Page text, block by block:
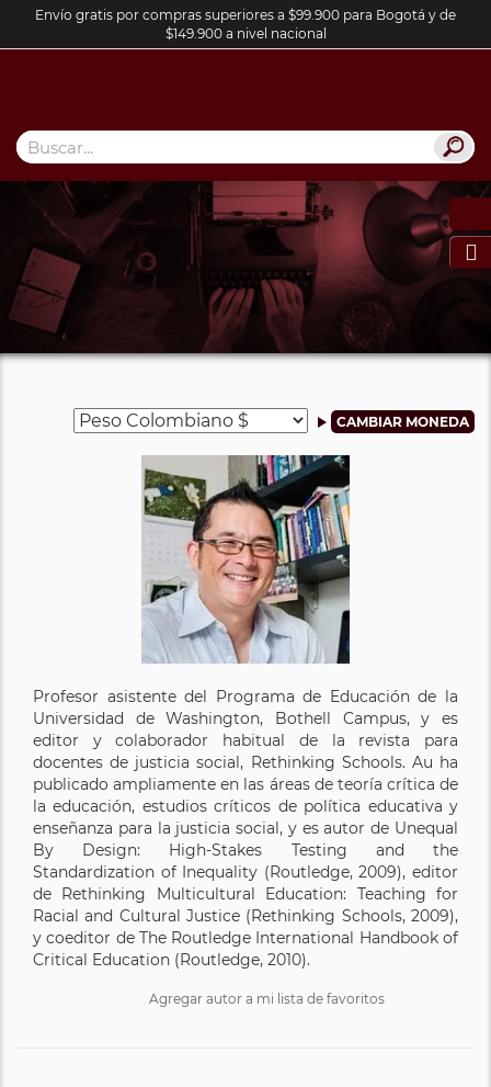
Envío gratis por compras superiores a $99.900 para Bogotá y de
$149.900 a nivel nacional

Profesor asistente del Programa de Educación de la
Universidad de Washington, Bothell Campus, y es
editor y colaborador habitual de la revista para
docentes de justicia social, Rethinking Schools. Au ha
publicado ampliamente en las áreas de teoría crítica de
la educación, estudios críticos de política educativa y
enseñanza para la justicia social, y es autor de Unequal
By Design: High-Stakes Testing and the
Standardization of Inequality (Routledge, 2009), editor
de Rethinking Multicultural Education: Teaching for
Racial and Cultural Justice (Rethinking Schools, 2009),
y coeditor de The Routledge International Handbook of
Critical Education (Routledge, 2010).
Agregar autor a mi lista de favoritos